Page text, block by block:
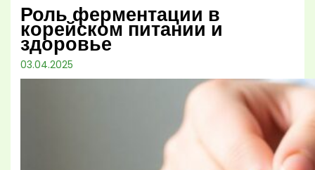
Роль ферментации в
корейском питании и
здоровье
03.04.2025